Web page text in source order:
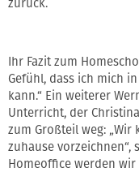
Ihr Fazit zum
Gefühl, dass ich mich
kann.“ Ein weiterer
Unterricht, der
zum Großteil weg:
zuhause vorzeichnen“,
Homeoffice werden